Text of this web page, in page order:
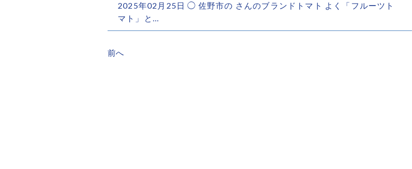
2025年02月25日 ◯ 佐野市の さんのブランドトマト よく「フルーツト
マト」と…
前へ